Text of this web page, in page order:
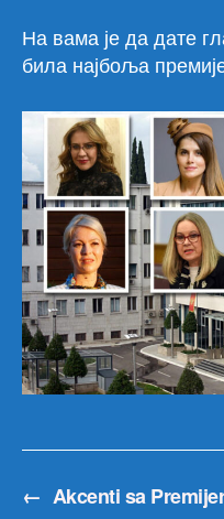
На вама је да дате
била најбоља
← Akcenti sa